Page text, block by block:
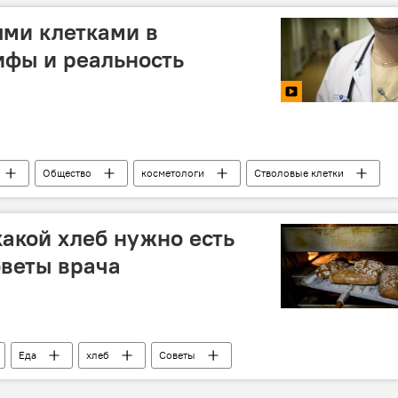
Кто сегодня родился
клетками в
и реальность
Общество косметологи
Стволовые клетки
хлеб нужно есть
врача
Еда хлеб Советы